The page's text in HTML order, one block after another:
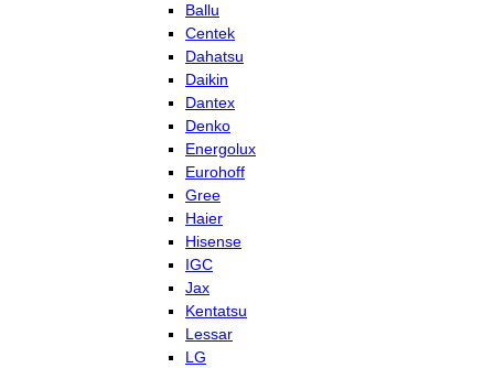
Ballu
Centek
Dahatsu
Daikin
Dantex
Denko
Energolux
Eurohoff
Gree
Haier
Hisense
IGC
Jax
Kentatsu
Lessar
LG